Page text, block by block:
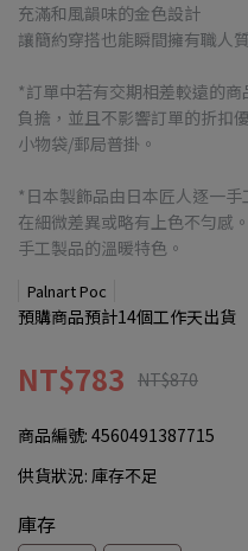
充滿和風韻味的金色設計
讓簡約穿搭也能瞬間擁有職人
*訂單中若有交期相差較遠的
負擔，並且不影響訂單的折扣
小物袋/郵局普掛。
*日本製飾品由日本匠人逐一
在細微差異或略有上色不勻感
手工製品的溫暖特色。
Palnart Poc
預購商品預計14個工作天出貨
NT$783 NT$870
商品編號: 4560491387715
供貨狀況: 庫存不足
庫存